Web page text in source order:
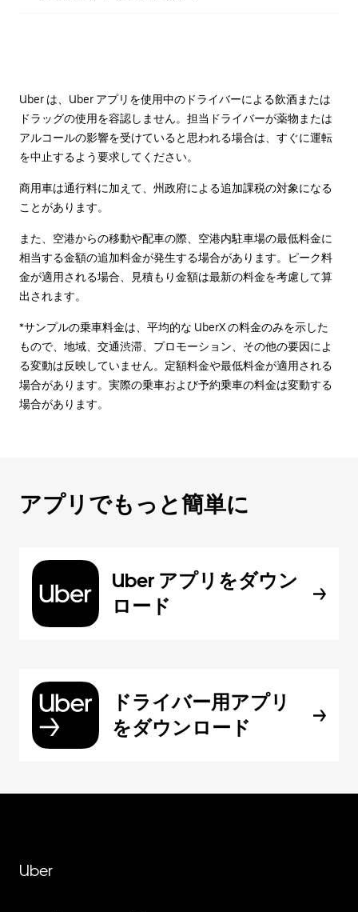
Uber は、Uber アプリを使用中のドライバーによる飲酒または
ドラッグの使用を容認しません。担当ドライバーが薬物または
アルコールの影響を受けていると思われる場合は、すぐに運転
を中止するよう要求してください。
商用車は通行料に加えて、州政府による追加課税の対象になる
ことがあります。
また、空港からの移動や配車の際、空港内駐車場の最低料金に
相当する金額の追加料金が発生する場合があります。ピーク料
金が適用される場合、見積もり金額は最新の料金を考慮して算
出されます。
*サンプルの乗車料金は、平均的な UberX の料金のみを示した
もので、地域、交通渋滞、プロモーション、その他の要因によ
る変動は反映していません。定額料金や最低料金が適用される
場合があります。実際の乗車および予約乗車の料金は変動する
場合があります。
アプリでもっと簡単に
Uber アプリをダウン
ロード
ドライバー用アプリ
をダウンロード
Uber